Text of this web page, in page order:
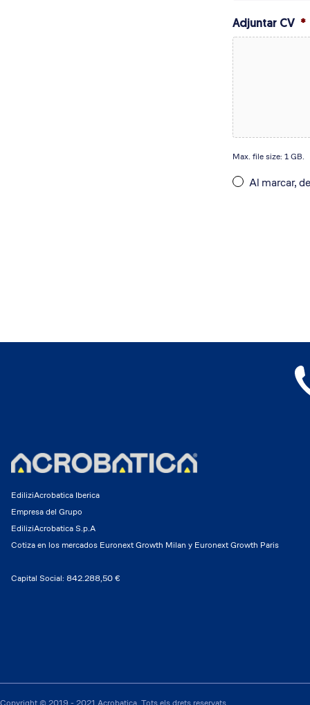
Adjuntar CV *
Max. file size: 1 GB.
Política
Al marcar,
EdiliziAcrobatica Iberica
Empresa del Grupo
EdiliziAcrobatica S.p.A
Cotiza en los mercados Euronext Growth Milan y Euronext Growth Paris
Capital Social: 842.288,50 €
Copyright © 2019 - 2021 Acrobatica. Tots els drets reservats.